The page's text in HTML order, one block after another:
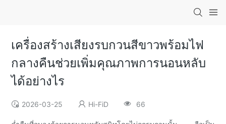
เครื่องสร้างเสียงรบกวนสีขาวพร้อมไฟ
กลางคืนช่วยเพิ่มคุณภาพการนอนหลับ
ได้อย่างไร
2026-03-25 Hi-FiD 66